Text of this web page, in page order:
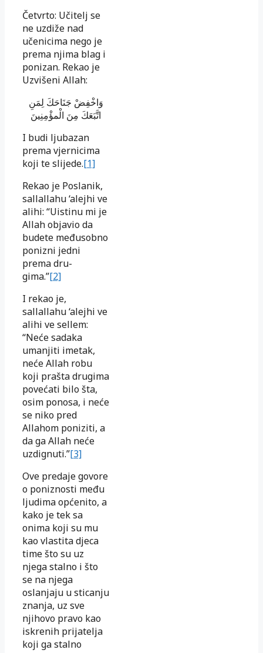
Četvrto: Učitelj se
ne uzdiže nad
učenicima nego je
prema njima blag i
ponizan. Rekao je
Uzvišeni Allah:
وَاخْفِضْ جَنَاحَكَ لِمَنِ
اتَّبَعَكَ مِنَ الْمؤْمِنِينَ
I budi ljubazan
prema vjernicima
koji te slijede.[1]
Rekao je Poslanik,
sallallahu ‘alejhi ve
alihi: “Uistinu mi je
Allah objavio da
budete međusobno
ponizni jedni
prema dru-
gima.”[2]
I rekao je,
sallallahu ‘alejhi ve
alihi ve sellem:
“Neće sadaka
umanjiti imetak,
neće Allah robu
koji prašta drugima
povećati bilo šta,
osim ponosa, i neće
se niko pred
Allahom poniziti, a
da ga Allah neće
uzdignuti.”[3]
Ove predaje govore
o poniznosti među
ljudima općenito, a
kako je tek sa
onima koji su mu
kao vlastita djeca
time što su uz
njega stalno i što
se na njega
oslanjaju u sticanju
znanja, uz sve
njihovo pravo kao
iskrenih prijatelja
koji ga stalno